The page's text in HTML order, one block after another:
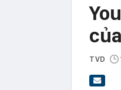
TVD